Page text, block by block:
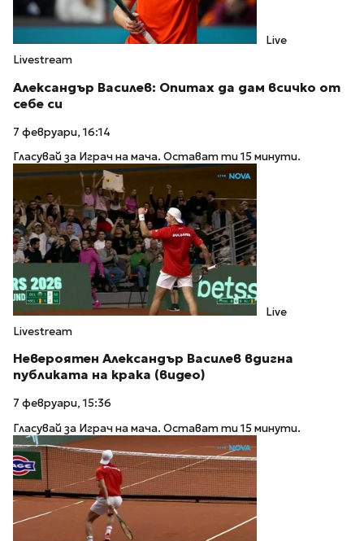
Live
Livestream
Александър Василев: Опитах да дам всичко от
себе си
7 февруари, 16:14
Гласувай за Играч на мача. Остават ти 15 минути.
Live
Livestream
Невероятен Александър Василев вдигна
публиката на крака (видео)
7 февруари, 15:36
Гласувай за Играч на мача. Остават ти 15 минути.